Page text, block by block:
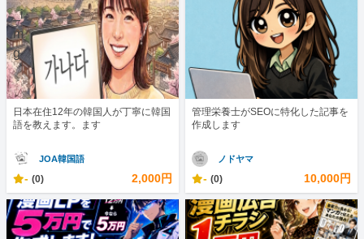
日本在住12年の韓国人が丁寧に韓国
語を教えます。ます
JOA韓国語
- (0) 2,000円
管理栄養士がSEOに特化した記事を
作成します
ノドヤマ
- (0) 10,000円